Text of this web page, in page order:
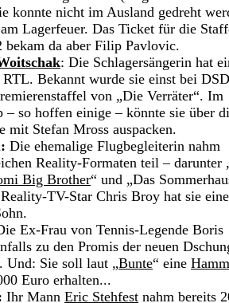
konnte nicht im Ausland gedreht
Lagerfeuer. Das Ticket für die
bekam da aber Filip Pavlovic.
: Die Schlagersängerin hat
Bekannt wurde sie einst bei
von „Die Verräter“. Im
– so hoffen einige – könnte sie über
mit Stefan Mross auspacken.
Die ehemalige Flugbegleiterin nahm
Reality-Formaten teil – darunter
Big Brother“ und „Das
TV-Star Chris Broy hat sie
Ex-Frau von Tennis-Legende Boris
zu den Promis der neuen
Und: Sie soll laut „Bunte“ eine
Euro erhalten...
Ihr Mann Eric Stehfest nahm bereits